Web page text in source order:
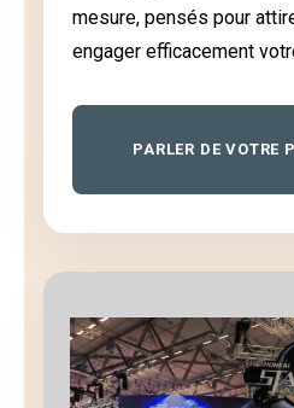
mesure, pensés pour
engager efficacement
PARLER DE VOTRE